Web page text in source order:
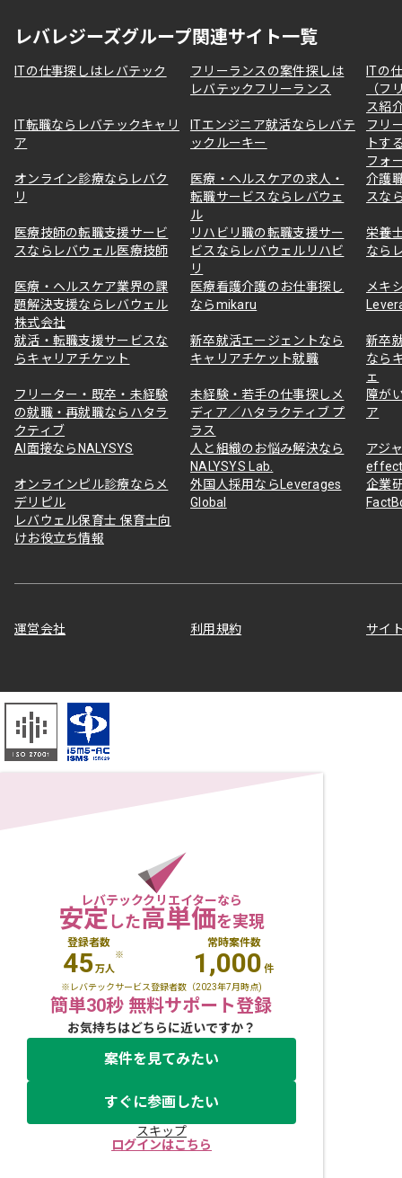
レバレジーズグループ関連サイト一覧
ITの仕事探しはレバテック
フリーランスの案件探しは
レバテックフリーランス
ITの
（フ
ス紹
IT転職ならレバテックキャリ
ア
ITエンジニア就活ならレバテ
ックルーキー
フリ
トす
フォ
オンライン診療ならレバク
リ
医療・ヘルスケアの求人・
転職サービスならレバウェ
ル
介護
スな
医療技師の転職支援サービ
スならレバウェル医療技師
リハビリ職の転職支援サー
ビスならレバウェルリハビ
リ
栄養
なら
医療・ヘルスケア業界の課
題解決支援ならレバウェル
株式会社
医療看護介護のお仕事探し
ならmikaru
メキ
就活・転職支援サービスな
らキャリアチケット
新卒就活エージェントなら
キャリアチケット就職
新卒
なら
ェ
フリーター・既卒・未経験
の就職・再就職ならハタラ
クティブ
未経験・若手の仕事探しメ
ディア／ハタラクティブ プ
ラス
障が
ア
AI面接ならNALYSYS
人と組織のお悩み解決なら
NALYSYS Lab.
アジ
オンラインピル診療ならメ
デリピル
外国人採用ならLeverages
Global
企業
レバウェル保育士 保育士向
けお役立ち情報
運営会社 利用規約 サイ
レバテッククリエイターなら
安定した高単価を実現
登録者数
45万人
※
常時案件数
1,000 件
※レバテックサービス登録者数（2023年7月時点)
簡単30秒 無料サポート登録
お気持ちはどちらに近いですか？
案件を見てみたい
すぐに参画したい
スキップ
ログインはこちら